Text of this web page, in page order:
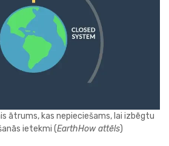
ātrums, kas nepieciešams, lai izbēgtu
ietekmi (EarthHow attēls)